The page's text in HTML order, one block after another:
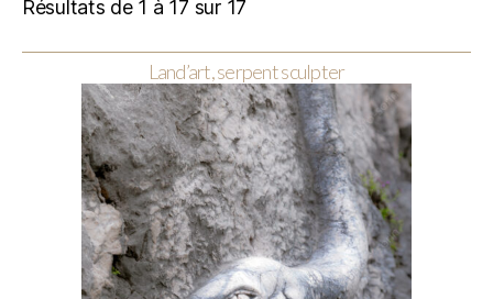
Résultats de 1 à 17 sur 17
Land’art, serpent sculpter